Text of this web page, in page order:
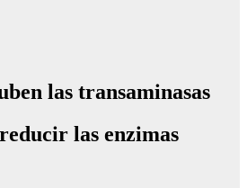
las transaminasas
las enzimas